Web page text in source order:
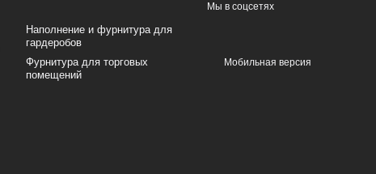
Наполнение и фурнитура для
гардеробов
Фурнитура для торговых
помещений
Мы в соцсетях
Мобильная версия